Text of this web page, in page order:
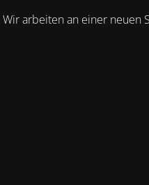
Wir arbeiten an einer neuen